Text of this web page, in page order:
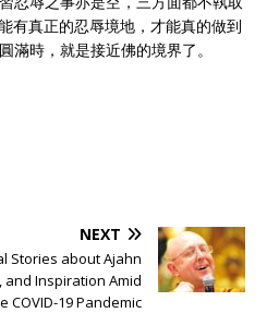
有真正的忍辱境地，才能真的做到
滿時，就是接近佛的境界了。
NEXT
Stories about Ajahn
and Inspiration Amid
COVID-19 Pandemic